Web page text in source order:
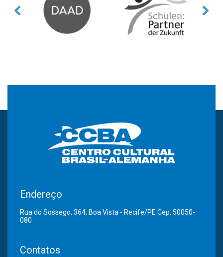
Endereço
Rua do Sossego, 364, Boa Vista - Recife/PE Cep: 50050-
080
Contatos